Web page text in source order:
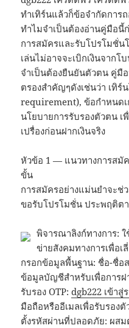
ทำเทิร์นแล้วก็ข้อจำกัดกา
ทำไมจำเป็นต้องอ่านคู่มือนี้
การสมัครและรับโปรโมชั่น
เล่นไม่อาจจะเบิกเงินจาก
จำเป็นต้องยืนยันตัวตน คู่มื
ตรองสำคัญๆดังเช่นว่า เทิร์
requirement), ข้อกำหนด
นโยบายการรับรองตัวตน
เปรื่องก่อนฝากเงินจริง
หัวข้อ 1 — แนวทางการสมั
ขั้น
การสมัครอย่างแม่นยำจะช่
ขอรับโปรโมชั่น ประพฤติต
พิจารณาลิงก์ทางการ:
ข่ายสังคมทางการเพื่อเ
กรอกข้อมูลพื้นฐาน: ชื่อ-ชื่อ
ข้อมูลบัญชีสำหรับเพื่อการ
รับรอง OTP:dgb222 เข้าสู่
มือถือหรืออีเมลเพื่อรับรอง
ตั้งรหัสผ่านที่ปลอดภัย: ผส